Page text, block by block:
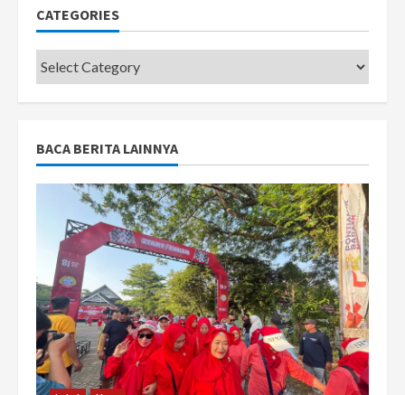
CATEGORIES
Categories
BACA BERITA LAINNYA